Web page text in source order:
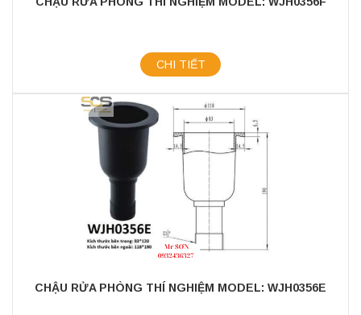
CHI TIẾT
CHẬU RỬA PHÒNG THÍ NGHIỆM MODEL: WJH0356E